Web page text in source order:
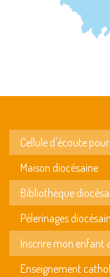
Cellule d'écoute
Maison diocésaine
Bibliothèque
Pèlerinages
Inscrire mon enfant
Enseignement